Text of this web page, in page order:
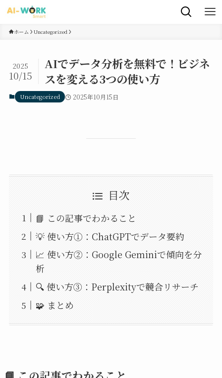
ホーム Uncategorized
AIでデータ分析を無料で！ビジネ
スを変える3つの使い方
2025
10/15
Uncategorized 2025年10月15日
目次
📘 この記事でわかること
💡 使い方①：ChatGPTでデータ要約
📈 使い方②：Google Geminiで傾向を分
析
🔍 使い方③：Perplexityで競合リサーチ
🧩 まとめ